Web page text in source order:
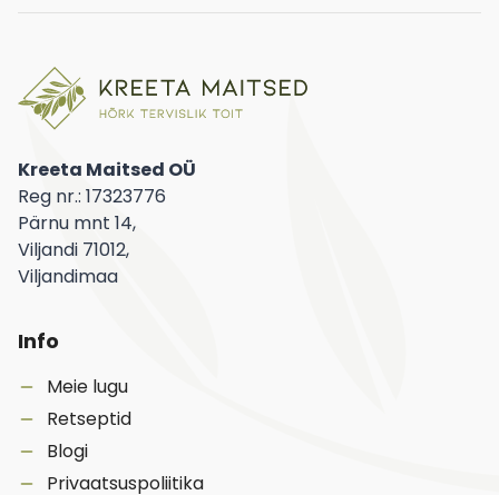
Kreeta Maitsed OÜ
Reg nr.: 17323776
Pärnu mnt 14,
Viljandi 71012,
Viljandimaa
Info
Meie lugu
Retseptid
Blogi
Privaatsuspoliitika